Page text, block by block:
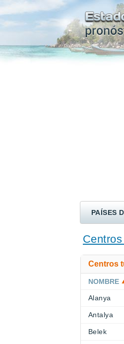
PAÍSES
Centros
NOMBRE
Alanya
Antalya
Belek